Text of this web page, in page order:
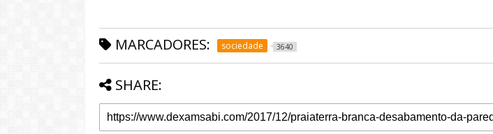
MARCADORES: sociedade 3640
SHARE: